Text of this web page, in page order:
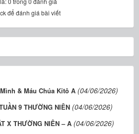
để đánh giá bài viết
& Máu Chúa Kitô A (04/06/2026)
9 THƯỜNG NIÊN (04/06/2026)
X THƯỜNG NIÊN – A (04/06/2026)